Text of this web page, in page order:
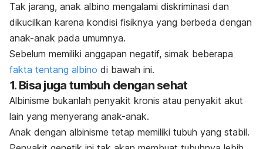
Tak jarang, anak albino mengalami diskriminasi dan
dikucilkan karena kondisi fisiknya yang berbeda dengan
anak-anak pada umumnya.
Sebelum memiliki anggapan negatif, simak beberapa
fakta tentang albino di bawah ini.
1. Bisa juga tumbuh dengan sehat
Albinisme bukanlah penyakit kronis atau penyakit akut
lain yang menyerang anak-anak.
Anak dengan albinisme tetap memiliki tubuh yang stabil.